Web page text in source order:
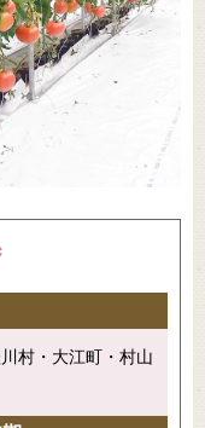
村・大江町・村山